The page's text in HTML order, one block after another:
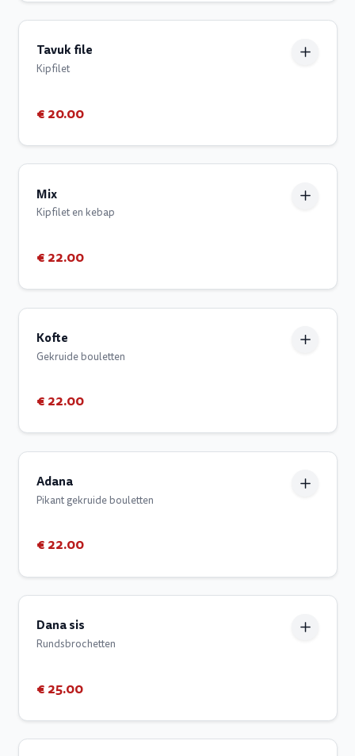
Tavuk file
Kipfilet
€ 20.00
Mix
Kipfilet en kebap
€ 22.00
Kofte
Gekruide bouletten
€ 22.00
Adana
Pikant gekruide bouletten
€ 22.00
Dana sis
Rundsbrochetten
€ 25.00